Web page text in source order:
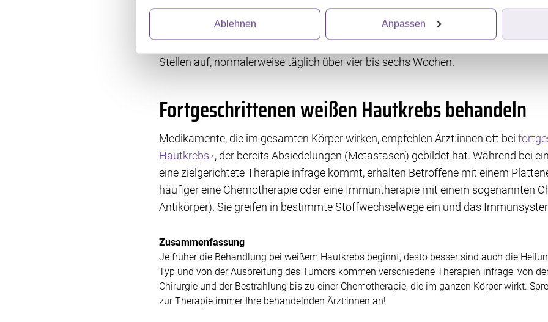
Wir verwenden Dienste von Drittanbietern, die Informationen im Endgerät eines
abrufen. Anschließend verarbeiten wir die Informationen weiter. Dies alles hilft uns, unsere
und fortlaufend zu verbessern. Für die Speicherung, den Abruf und die Verarbeitung
Ablehnen Anpassen
Anders als bei vielen anderen Krebsformen kommt eineChemotherapie
bei
immer äußerlich (lokal) zum Einsatz. Dazu eignet sich der Wirkstoff 5-
Stellen auf, normalerweise täglich über vier bis sechs Wochen.
Fortgeschrittenen weißen Hautkrebs behandeln
Medikamente, die im gesamten Körper wirken, empfehlen Ärzt:innen oft bei
Hautkrebs , der bereits Absiedelungen (Metastasen) gebildet hat. Während bei
eine zielgerichtete Therapie infrage kommt, erhalten Betroffene mit einem
häufiger eine Chemotherapie oder eine Immuntherapie mit einem sogenannten
Antikörper). Sie greifen in bestimmte Stoffwechselwege ein und das
Zusammenfassung
Je früher die Behandlung bei weißem Hautkrebs beginnt, desto besser sind auch die
Typ und von der Ausbreitung des Tumors kommen verschiedene Therapien infrage, von
Chirurgie und der Bestrahlung bis zu einer Chemotherapie, die im ganzen Körper wirkt.
zur Therapie immer Ihre behandelnden Ärzt:innen an!